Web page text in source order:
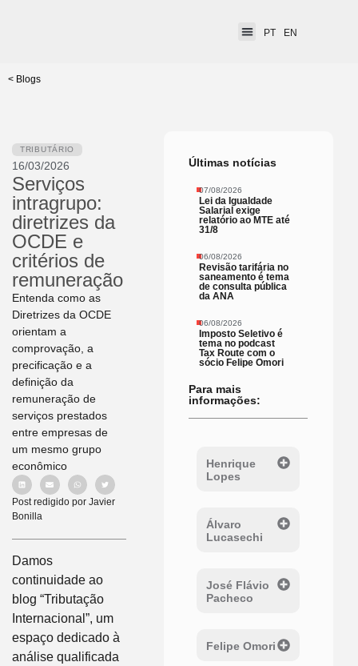
PT EN
< Blogs
TRIBUTÁRIO
16/03/2026
Serviços
intragrupo:
diretrizes da
OCDE e
critérios de
remuneração
Entenda como as
Diretrizes da OCDE
orientam a
comprovação, a
precificação e a
definição da
remuneração de
serviços prestados
entre empresas de
um mesmo grupo
econômico
Post redigido por Javier
Bonilla
Damos
continuidade ao
blog “Tributação
Internacional”, um
espaço dedicado à
análise qualificada
Últimas notícias
07/08/2026
Lei da Igualdade
Salarial exige
relatório ao MTE até
31/8
06/08/2026
Revisão tarifária no
saneamento é tema
de consulta pública
da ANA
06/08/2026
Imposto Seletivo é
tema no podcast
Tax Route com o
sócio Felipe Omori
Para mais
informações:
Henrique
Lopes
Álvaro
Lucasechi
José Flávio
Pacheco
Felipe Omori